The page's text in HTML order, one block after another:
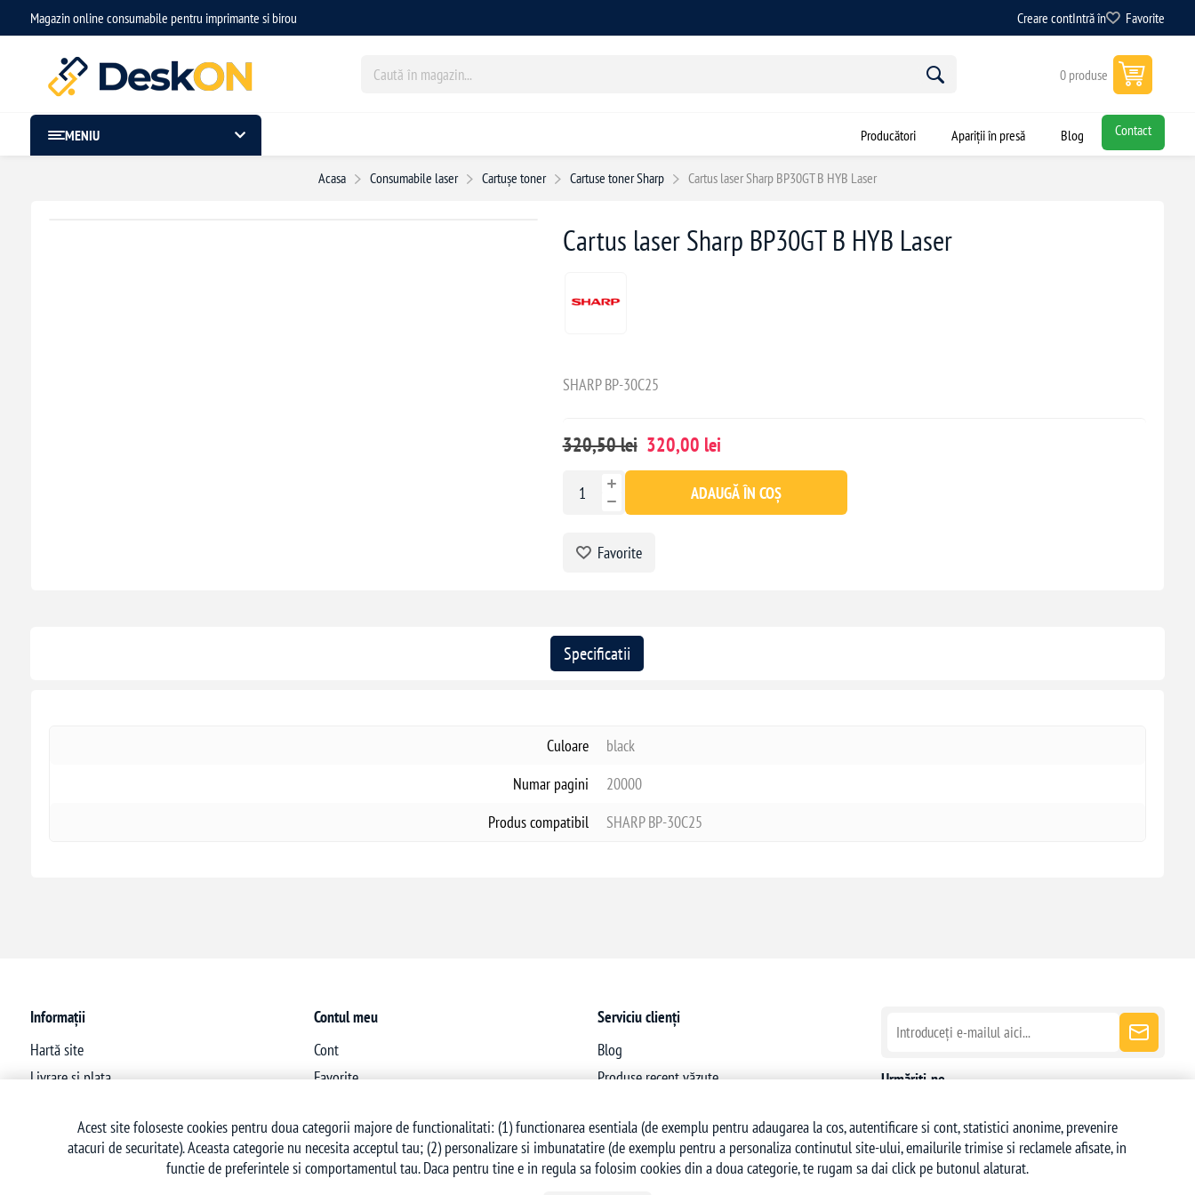
Magazin online consumabile pentru imprimante si birou Creare contIntră în Favorite
0 produse
MENIU Producători Apariții în presă Blog Contact
Acasa Consumabile laser Cartușe toner Cartuse toner Sharp Cartus laser Sharp BP30GT B HYB Laser
Cartus laser Sharp BP30GT B HYB Laser
SHARP BP-30C25
320,50 lei 320,00 lei
ADAUGĂ ÎN COȘ
Favorite
Specificatii
Culoare
black
Numar pagini
20000
Produs compatibil
SHARP BP-30C25
Informații
Hartă site
Livrare si plata
Termeni si conditii
Politica retur
Contul meu
Cont
Favorite
Serviciu clienți
Blog
Produse recent văzute
Urmăriți-ne
Acest site foloseste cookies pentru doua categorii majore de functionalitati: (1) functionarea esentiala (de exemplu pentru adaugarea la cos, autentificare si cont, statistici anonime, prevenire
atacuri de securitate). Aceasta categorie nu necesita acceptul tau; (2) personalizare si imbunatatire (de exemplu pentru a personaliza continutul site-ului, emailurile trimise si reclamele afisate, in
functie de preferintele si comportamentul tau. Daca pentru tine e in regula sa folosim cookies din a doua categorie, te rugam sa dai click pe butonul alaturat.